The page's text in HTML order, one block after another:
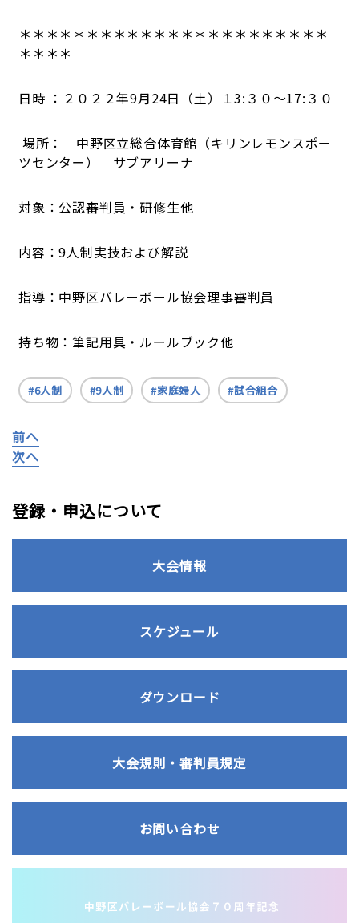
＊＊＊＊＊＊＊＊＊＊＊＊＊＊＊＊＊＊＊＊＊＊＊
＊＊＊＊
日時 ：２０２２年9月24日（土）１3:３０～17:３０
場所： 中野区立総合体育館（キリンレモンスポー
ツセンター） サブアリーナ
対象：公認審判員・研修生他
内容：9人制実技および解説
指導：中野区バレーボール協会理事審判員
持ち物：筆記用具・ルールブック他
6人制 9人制 家庭婦人 試合組合
前へ
次へ
登録・申込について
大会情報
スケジュール
ダウンロード
大会規則・審判員規定
お問い合わせ